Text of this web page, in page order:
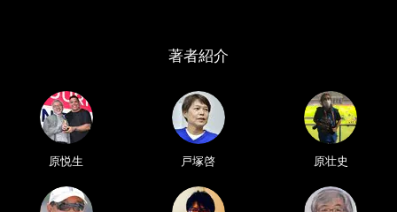
著者紹介
原悦生 戸塚啓 原壮史